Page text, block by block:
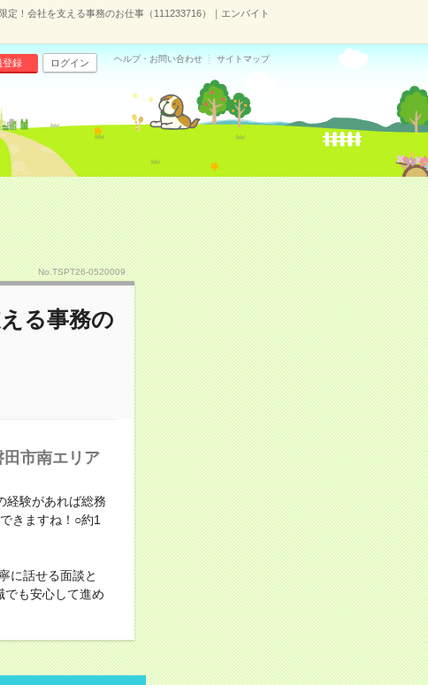
定！会社を支える事務のお仕事（111233716）｜エンバイト
登録 ログイン ヘルプ・お問い合わせ サイトマップ
No.TSPT26-0520009
る事務の
田市南エリア
経験があれば総務
きますね！○約1
に話せる面談と
でも安心して進め